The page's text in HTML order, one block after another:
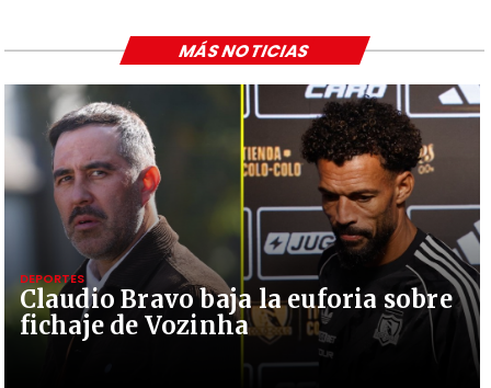
Claudio Bravo baja la euforia sobre
fichaje de Vozinha
DEPORTES
MÁS NOTICIAS